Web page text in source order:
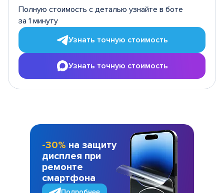
Полную стоимость с деталью узнайте в боте
за 1 минуту
Узнать точную стоимость
Узнать точную стоимость
-30% на защиту
дисплея при
ремонте
смартфона